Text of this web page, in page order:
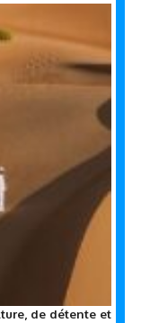
de détente et